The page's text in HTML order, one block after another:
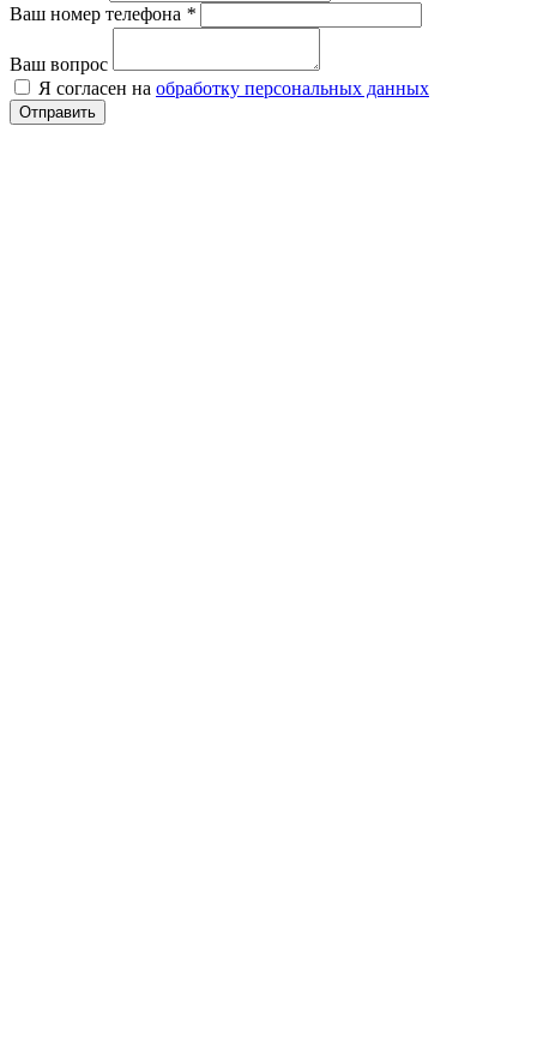
Ваш номер телефона *
Ваш вопрос
Я согласен на обработку персональных данных
Отправить